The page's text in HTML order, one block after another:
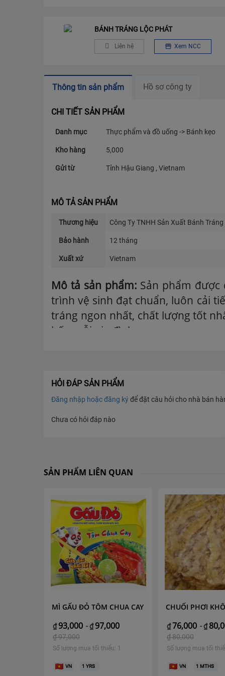
BÁNH TRÁNG LỘC PHÁT
Liên hệ Xem NCC
Thông tin sản phẩm Hồ sơ công ty
CHI TIẾT SẢN PHẨM
Danh mục Thực phẩm và đồ uống -> Bánh kẹo
Kho hàng 5,000
Gửi từ Tỉnh Hậu Giang , Vietnam
MÔ TẢ SẢN PHẨM
Thương hiệu Công Ty TNHH Sản Xuất Bánh
Bảo hành 12 tháng
Xuất xứ Vietnam
Mô tả sản phẩm: Sản phẩm
trình vệ sinh đạt chuẩn, luôn cải
tráng ngon nhất, chất lượng tốt
bếp mỗi gia đình
Bánh tráng có chất
Sản phẩm dùng để cuốn cùng với
HỎI ĐÁP SẢN PHẨM
Đăng nhập hoặc đăng kýđể đặt câu hỏi cho nhà bán
Chưa có hỏi đáp nào
SẢN PHẨM LIÊN QUAN
MÌ GẤU ĐỎ TÔM CHUA CAY
₫ 93,000 -₫ 97,000
₫97,000
Số lượng mua tối thiểu: 1
VN 1 YRS
CHUỐI PHƠI KHÔ
₫76,000 -₫
₫80,000
Số lượng mua tối
VN 1 MTHS